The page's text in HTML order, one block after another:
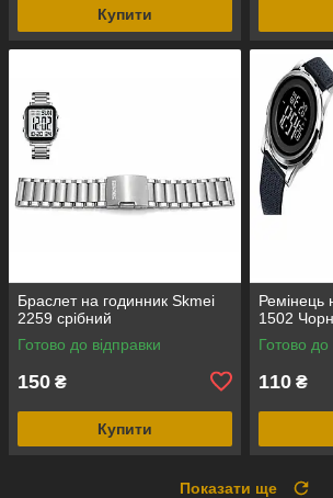
Купити
Браслет на годинник Skmei
2259 срібний
Готово до відправки
150 ₴
Купити
Ремінець
1502
Готово до
110 ₴
Показати ще